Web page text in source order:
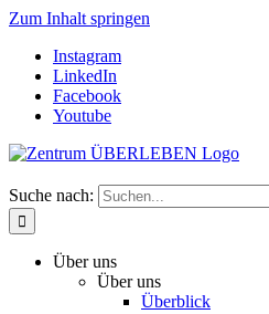
Zum Inhalt springen
Instagram
LinkedIn
Facebook
Youtube
Suche nach:
Über uns
Über uns
Überblick